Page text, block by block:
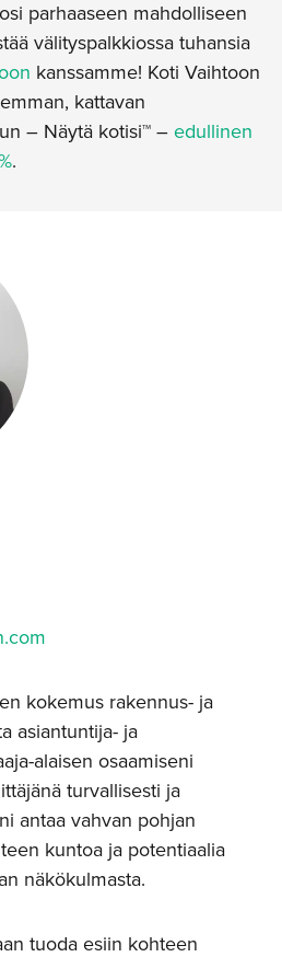
parhaaseen mahdolliseen
välityspalkkiossa tuhansia
kanssamme! Koti Vaihtoon
kattavan
– Näytä kotisi™ – edullinen
.
kokemus rakennus- ja
asiantuntija- ja
alaisen osaamiseni
turvallisesti ja
antaa vahvan pohjan
kuntoa ja potentiaalia
näkökulmasta.
tuoda esiin kohteen